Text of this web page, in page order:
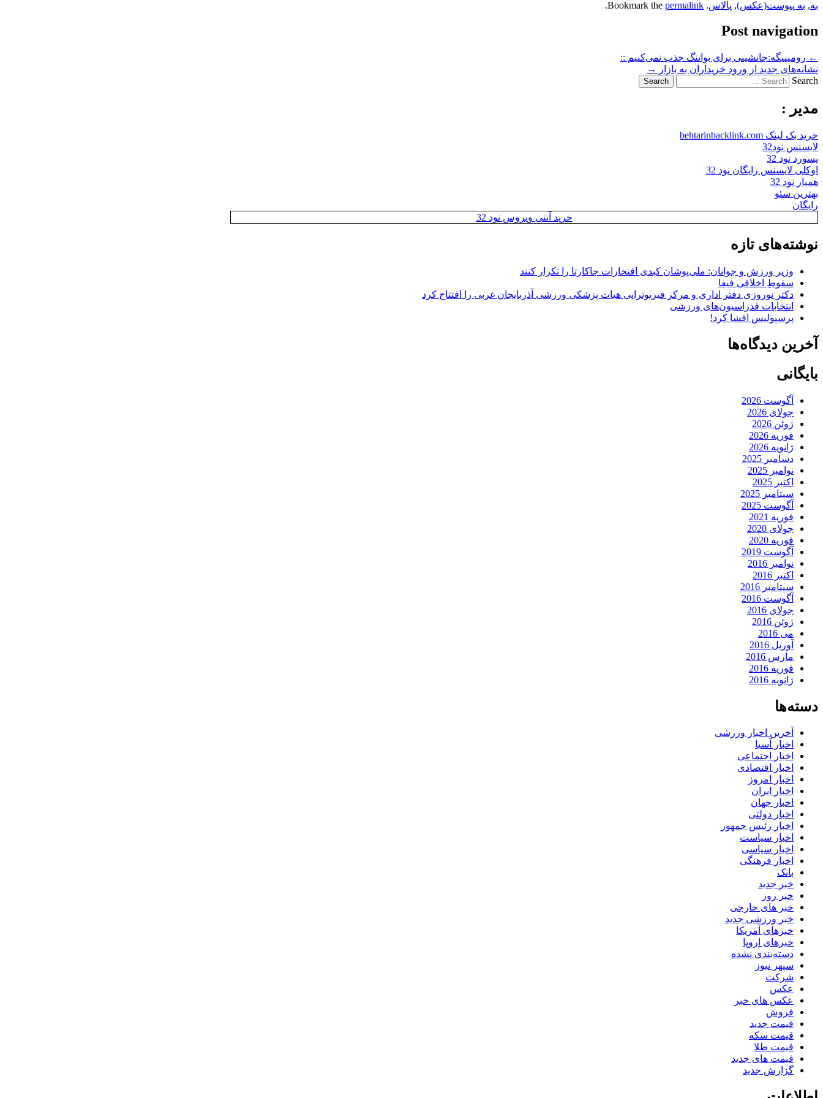
به, به پیوست(عکس), پالاس. Bookmark the
permalink
.
Post navigation
← رومینیگه:جانشینی برای بواتنگ جذب نمی‌کنیم ::
نشانه‌های جدید از ورود خریداران به بازار
→
Search
مدیر :
خرید بک لینک behtarinbacklink.com
لایسنس نود32
پسورد نود 32
اوکلی لایسنس رایگان نود 32
همیار نود 32
بهترین سئو
رایگان
خرید آنتی ویروس نود 32
نوشته‌های تازه
وزیر ورزش و جوانان: ملی‌پوشان کبدی افتخارات جاکارتا را تکرار کنند
سقوطِ اخلاقی فیفا
دکتر نوروزی دفتر اداری و مرکز فیزیوتراپی هیات پزشکی ورزشی آذربایجان غربی را افتتاح کرد
انتخابات فدراسیون‌های ورزشی
پرسپولیس افشا کرد!
آخرین دیدگاه‌ها
بایگانی
آگوست 2026
جولای 2026
ژوئن 2026
فوریه 2026
ژانویه 2026
دسامبر 2025
نوامبر 2025
اکتبر 2025
سپتامبر 2025
آگوست 2025
فوریه 2021
جولای 2020
فوریه 2020
آگوست 2019
نوامبر 2016
اکتبر 2016
سپتامبر 2016
آگوست 2016
جولای 2016
ژوئن 2016
می 2016
آوریل 2016
مارس 2016
فوریه 2016
ژانویه 2016
دسته‌ها
آخرین اخبار ورزشی
اخبار آسیا
اخبار اجتماعی
اخبار اقتصادی
اخبار امروز
اخبار ایران
اخبار جهان
اخبار دولتی
اخبار رئیس جمهور
اخبار سیاست
اخبار سیاسی
اخبار فرهنگی
بانک
خبر جدید
خبر روز
خبر های خارجی
خبر ورزشی جدید
خبرهای آمریکا
خبرهای اروپا
دسته‌بندی نشده
سپهر نیوز
شرکت
عکس
عکس های خبر
فروش
قیمت جدید
قیمت سکه
قیمت طلا
قیمت های جدید
گزارش جدید